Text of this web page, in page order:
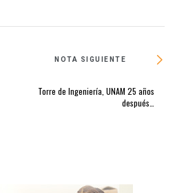
NOTA SIGUIENTE
Torre de Ingeniería, UNAM 25 años
después…